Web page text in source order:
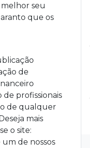
melhor seu
que os
de
profissionais
de qualquer
mais
o site:
um de nossos